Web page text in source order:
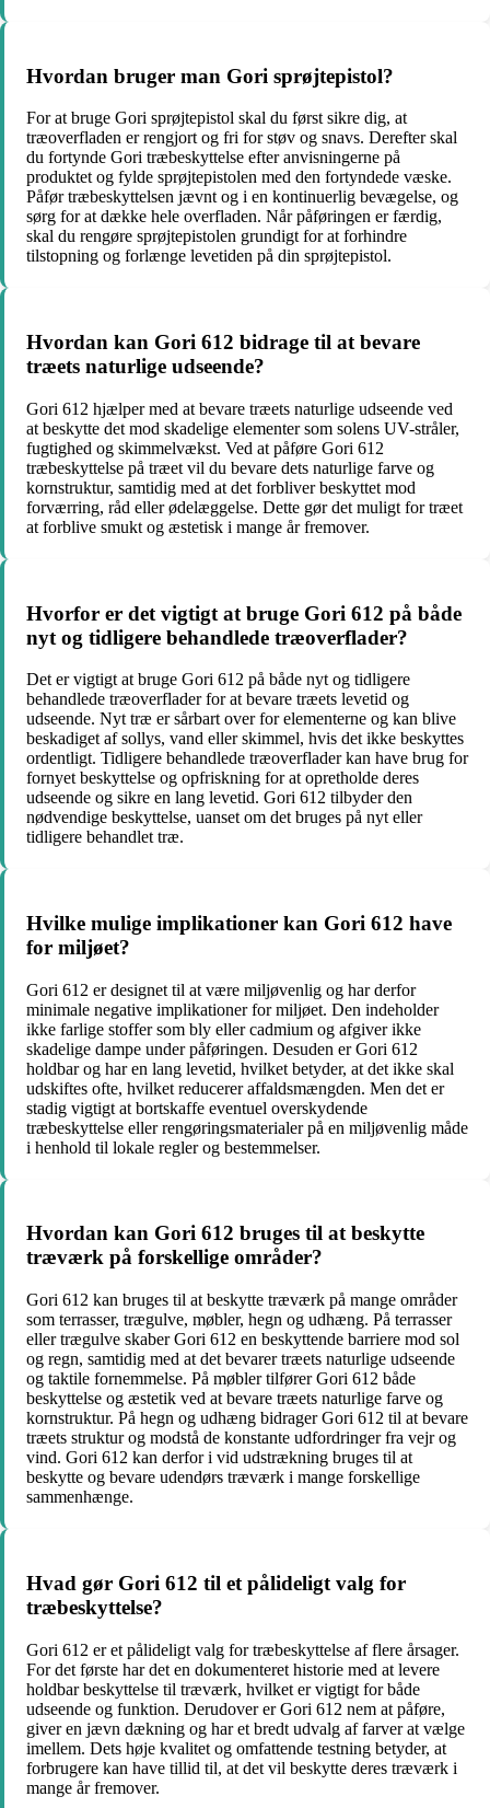
Hvordan bruger man Gori sprøjtepistol?
For at bruge Gori sprøjtepistol skal du først sikre dig, at
træoverfladen er rengjort og fri for støv og snavs. Derefter skal
du fortynde Gori træbeskyttelse efter anvisningerne på
produktet og fylde sprøjtepistolen med den fortyndede væske.
Påfør træbeskyttelsen jævnt og i en kontinuerlig bevægelse, og
sørg for at dække hele overfladen. Når påføringen er færdig,
skal du rengøre sprøjtepistolen grundigt for at forhindre
tilstopning og forlænge levetiden på din sprøjtepistol.
Hvordan kan Gori 612 bidrage til at bevare
træets naturlige udseende?
Gori 612 hjælper med at bevare træets naturlige udseende ved
at beskytte det mod skadelige elementer som solens UV-stråler,
fugtighed og skimmelvækst. Ved at påføre Gori 612
træbeskyttelse på træet vil du bevare dets naturlige farve og
kornstruktur, samtidig med at det forbliver beskyttet mod
forværring, råd eller ødelæggelse. Dette gør det muligt for træet
at forblive smukt og æstetisk i mange år fremover.
Hvorfor er det vigtigt at bruge Gori 612 på både
nyt og tidligere behandlede træoverflader?
Det er vigtigt at bruge Gori 612 på både nyt og tidligere
behandlede træoverflader for at bevare træets levetid og
udseende. Nyt træ er sårbart over for elementerne og kan blive
beskadiget af sollys, vand eller skimmel, hvis det ikke beskyttes
ordentligt. Tidligere behandlede træoverflader kan have brug for
fornyet beskyttelse og opfriskning for at opretholde deres
udseende og sikre en lang levetid. Gori 612 tilbyder den
nødvendige beskyttelse, uanset om det bruges på nyt eller
tidligere behandlet træ.
Hvilke mulige implikationer kan Gori 612 have
for miljøet?
Gori 612 er designet til at være miljøvenlig og har derfor
minimale negative implikationer for miljøet. Den indeholder
ikke farlige stoffer som bly eller cadmium og afgiver ikke
skadelige dampe under påføringen. Desuden er Gori 612
holdbar og har en lang levetid, hvilket betyder, at det ikke skal
udskiftes ofte, hvilket reducerer affaldsmængden. Men det er
stadig vigtigt at bortskaffe eventuel overskydende
træbeskyttelse eller rengøringsmaterialer på en miljøvenlig måde
i henhold til lokale regler og bestemmelser.
Hvordan kan Gori 612 bruges til at beskytte
træværk på forskellige områder?
Gori 612 kan bruges til at beskytte træværk på mange områder
som terrasser, trægulve, møbler, hegn og udhæng. På terrasser
eller trægulve skaber Gori 612 en beskyttende barriere mod sol
og regn, samtidig med at det bevarer træets naturlige udseende
og taktile fornemmelse. På møbler tilfører Gori 612 både
beskyttelse og æstetik ved at bevare træets naturlige farve og
kornstruktur. På hegn og udhæng bidrager Gori 612 til at bevare
træets struktur og modstå de konstante udfordringer fra vejr og
vind. Gori 612 kan derfor i vid udstrækning bruges til at
beskytte og bevare udendørs træværk i mange forskellige
sammenhænge.
Hvad gør Gori 612 til et pålideligt valg for
træbeskyttelse?
Gori 612 er et pålideligt valg for træbeskyttelse af flere årsager.
For det første har det en dokumenteret historie med at levere
holdbar beskyttelse til træværk, hvilket er vigtigt for både
udseende og funktion. Derudover er Gori 612 nem at påføre,
giver en jævn dækning og har et bredt udvalg af farver at vælge
imellem. Dets høje kvalitet og omfattende testning betyder, at
forbrugere kan have tillid til, at det vil beskytte deres træværk i
mange år fremover.